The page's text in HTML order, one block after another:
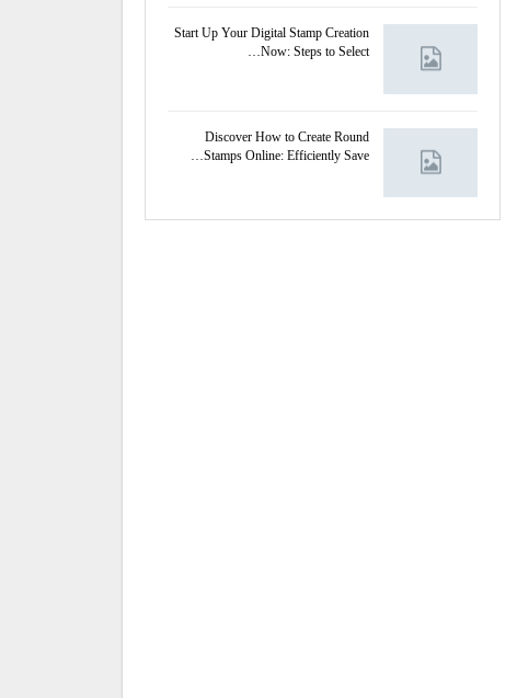
Start Up Your Digital Stamp Creation
Now: Steps to Select…
Discover How to Create Round
Stamps Online: Efficiently Save…